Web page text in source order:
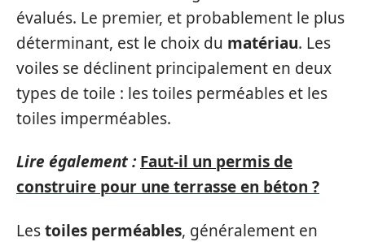
évalués. Le premier, et probablement le plus
déterminant, est le choix du matériau. Les
voiles se déclinent principalement en deux
types de toile : les toiles perméables et les
toiles imperméables.
Lire également : Faut-il un permis de
construire pour une terrasse en béton ?
Lestoiles perméables, généralement en